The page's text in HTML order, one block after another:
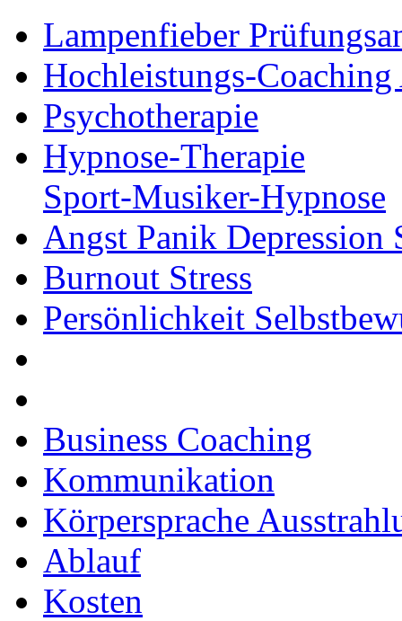
Lampenfieber
Hochleistungs-
Psychotherapie
Hypnose-Therapie
Sport-Musiker-Hypnose
Angst Panik Depression
Burnout Stress
Persönlichkeit
Business Coaching
Kommunikation
Körpersprache
Ablauf
Kosten